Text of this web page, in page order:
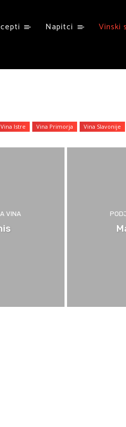
Napitci Vinski
Vina Istre Vina Primorja Vina Slavonije
VINA